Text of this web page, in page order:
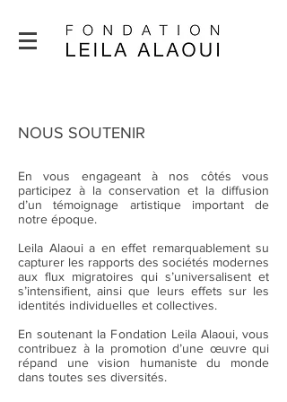
En vous engageant à nos côtés vous
participez à la conservation et la diffusion
d’un témoignage artistique important de
notre époque.
Leila Alaoui a en effet remarquablement su
capturer les rapports des sociétés modernes
aux flux migratoires qui s’universalisent et
s’intensifient, ainsi que leurs effets sur les
identités individuelles et collectives.
En soutenant la Fondation Leila Alaoui, vous
contribuez à la promotion d’une œuvre qui
répand une vision humaniste du monde
dans toutes ses diversités.
NOUS SOUTENIR